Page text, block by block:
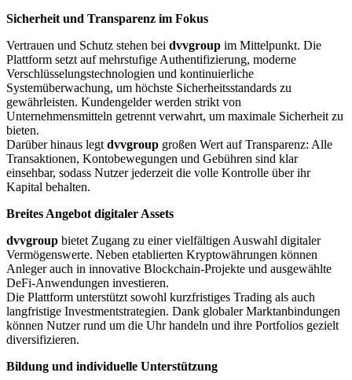
Sicherheit und Transparenz im Fokus
Vertrauen und Schutz stehen bei dvvgroup im Mittelpunkt. Die
Plattform setzt auf mehrstufige Authentifizierung, moderne
Verschlüsselungstechnologien und kontinuierliche
Systemüberwachung, um höchste Sicherheitsstandards zu
gewährleisten. Kundengelder werden strikt von
Unternehmensmitteln getrennt verwahrt, um maximale Sicherheit zu
bieten.
Darüber hinaus legt dvvgroup großen Wert auf Transparenz: Alle
Transaktionen, Kontobewegungen und Gebühren sind klar
einsehbar, sodass Nutzer jederzeit die volle Kontrolle über ihr
Kapital behalten.
Breites Angebot digitaler Assets
dvvgroup bietet Zugang zu einer vielfältigen Auswahl digitaler
Vermögenswerte. Neben etablierten Kryptowährungen können
Anleger auch in innovative Blockchain-Projekte und ausgewählte
DeFi-Anwendungen investieren.
Die Plattform unterstützt sowohl kurzfristiges Trading als auch
langfristige Investmentstrategien. Dank globaler Marktanbindungen
können Nutzer rund um die Uhr handeln und ihre Portfolios gezielt
diversifizieren.
Bildung und individuelle Unterstützung